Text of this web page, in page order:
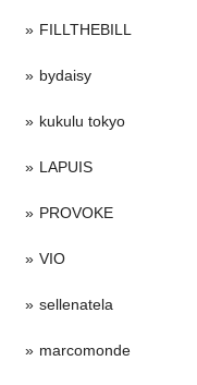
FILLTHEBILL
bydaisy
kukulu tokyo
LAPUIS
PROVOKE
VIO
sellenatela
marcomonde